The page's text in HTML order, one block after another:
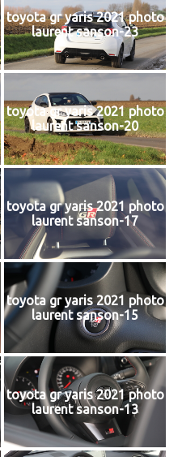
toyota gr yaris 2021 photo
laurent sanson-23
toyota gr yaris 2021 photo
laurent sanson-20
toyota gr yaris 2021 photo
laurent sanson-17
toyota gr yaris 2021 photo
laurent sanson-15
toyota gr yaris 2021 photo
laurent sanson-13